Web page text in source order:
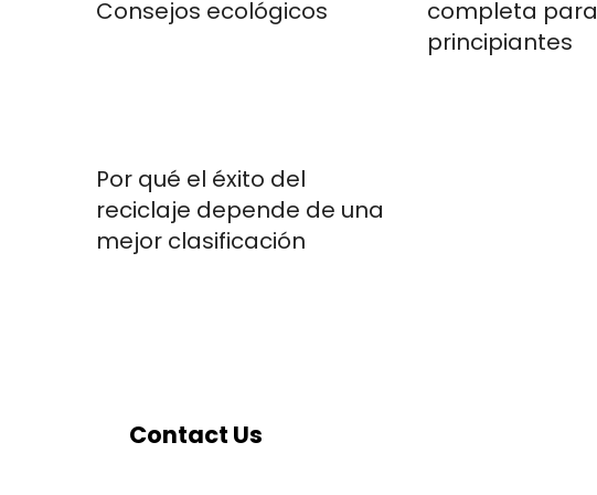
Consejos ecológicos
completa para
principiantes
Por qué el éxito del
reciclaje depende de una
mejor clasificación